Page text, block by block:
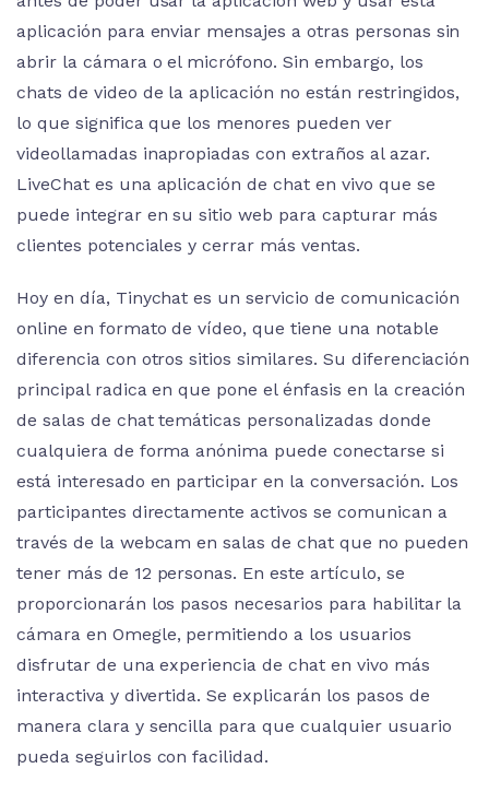
aplicación para enviar mensajes a otras personas sin
abrir la cámara o el micrófono. Sin embargo, los
chats de video de la aplicación no están restringidos,
lo que significa que los menores pueden ver
videollamadas inapropiadas con extraños al azar.
LiveChat es una aplicación de chat en vivo que se
puede integrar en su sitio web para capturar más
clientes potenciales y cerrar más ventas.
Hoy en día, Tinychat es un servicio de comunicación
online en formato de vídeo, que tiene una notable
diferencia con otros sitios similares. Su diferenciación
principal radica en que pone el énfasis en la creación
de salas de chat temáticas personalizadas donde
cualquiera de forma anónima puede conectarse si
está interesado en participar en la conversación. Los
participantes directamente activos se comunican a
través de la webcam en salas de chat que no pueden
tener más de 12 personas. En este artículo, se
proporcionarán los pasos necesarios para habilitar la
cámara en Omegle, permitiendo a los usuarios
disfrutar de una experiencia de chat en vivo más
interactiva y divertida. Se explicarán los pasos de
manera clara y sencilla para que cualquier usuario
pueda seguirlos con facilidad.